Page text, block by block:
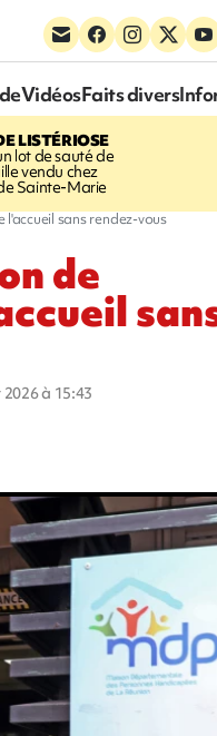
VidéosFaits divers
LISTÉRIOSE
lot de sauté de
vendu chez
Sainte-Marie
sans rendez-vous
de
à 15:43